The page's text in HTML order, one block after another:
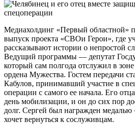
Медиахолдинг «Первый областной»
выпуск проекта «СВОи Герои», где
рассказывают истории о непростой
Ведущий программы — депутат
который сам полгода отслужил в
ордена Мужества. Гостем передачи
Кабулов, принимавший участие в
операции с самого ее начала. Его
день мобилизации, и он до сих пор
долг. Сергей был награжден медалью
хочет вернуться к сослуживцам.